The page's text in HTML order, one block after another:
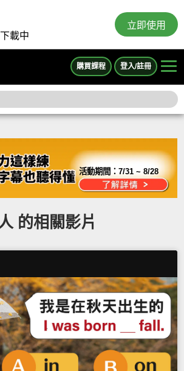
載中
立即使用
購買課程 登入/註冊
活動期間：7/31 ~ 8/28
的相關影片